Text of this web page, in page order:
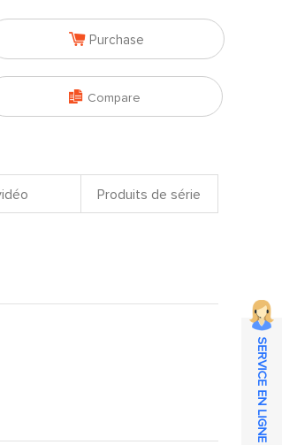
 Purchase
 Compare
Produits de série
SERVICE EN LIGNE